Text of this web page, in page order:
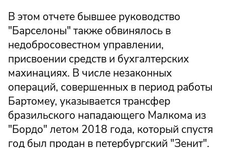
В этом отчете бывшее руководство
"Барселоны" также обвинялось в
недобросовестном управлении,
присвоении средств и бухгалтерских
махинациях. В числе незаконных
операций, совершенных в период работы
Бартомеу, указывается трансфер
бразильского нападающего Малкома из
"Бордо" летом 2018 года, который спустя
год был продан в петербургский "Зенит".